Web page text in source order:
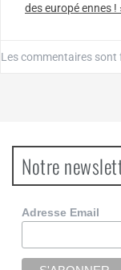
des europé ennes !
Les commentaires sont
Notre
Adresse Email